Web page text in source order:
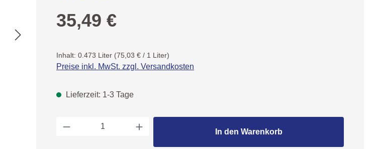
Regulärer Preis:
35,49 €
Inhalt: 0.473 Liter (75,03 € / 1 Liter)
Preise inkl. MwSt. zzgl. Versandkosten
Lieferzeit: 1-3 Tage
Produkt Anzahl: Gib den gewünschten Wert ein oder
In den Warenkorb